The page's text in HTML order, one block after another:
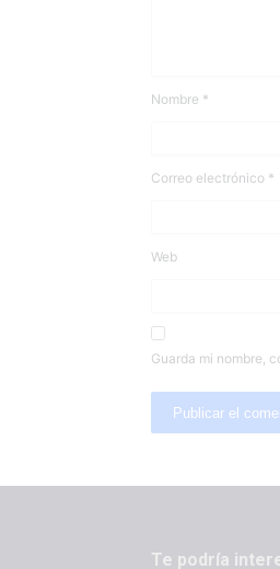
Nombre *
Correo electrónico *
Web
Guarda mi nombre,
Te podría